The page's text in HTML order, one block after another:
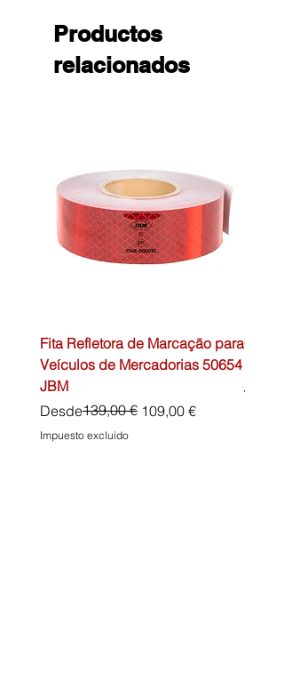
Productos
relacionados
Fita Refletora de Marcação para
Veículos de Mercadorias 50654
JBM
Desde
Precio139,00 € 109,00 €
Precio de oferta
Impuesto excluido
Precio
45,00 €